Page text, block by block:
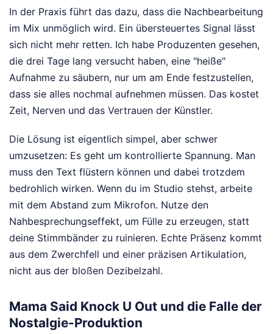
In der Praxis führt das dazu, dass die Nachbearbeitung
im Mix unmöglich wird. Ein übersteuertes Signal lässt
sich nicht mehr retten. Ich habe Produzenten gesehen,
die drei Tage lang versucht haben, eine "heiße"
Aufnahme zu säubern, nur um am Ende festzustellen,
dass sie alles nochmal aufnehmen müssen. Das kostet
Zeit, Nerven und das Vertrauen der Künstler.
Die Lösung ist eigentlich simpel, aber schwer
umzusetzen: Es geht um kontrollierte Spannung. Man
muss den Text flüstern können und dabei trotzdem
bedrohlich wirken. Wenn du im Studio stehst, arbeite
mit dem Abstand zum Mikrofon. Nutze den
Nahbesprechungseffekt, um Fülle zu erzeugen, statt
deine Stimmbänder zu ruinieren. Echte Präsenz kommt
aus dem Zwerchfell und einer präzisen Artikulation,
nicht aus der bloßen Dezibelzahl.
Mama Said Knock U Out und die Falle der
Nostalgie-Produktion